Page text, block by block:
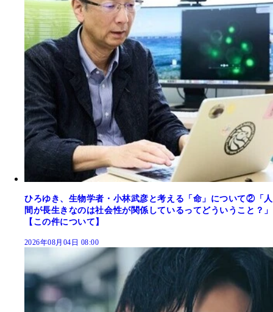
ひろゆき、生物学者・小林武彦と考える「命」について②「人
間が長生きなのは社会性が関係しているってどういうこと？」
【この件について】
2026年08月04日 08:00